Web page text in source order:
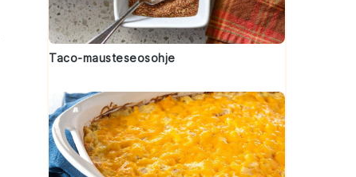
Taco-mausteseosohje